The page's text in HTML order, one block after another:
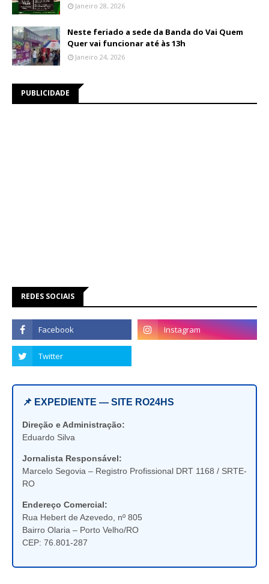
Janeiro 28, 2026
Neste feriado a sede da Banda do Vai Quem
Quer vai funcionar até às 13h
Janeiro 24, 2026
PUBLICIDADE
REDES SOCIAIS
📌 EXPEDIENTE — SITE RO24HS
Direção e Administração:
Eduardo Silva
Jornalista Responsável:
Marcelo Segovia – Registro Profissional DRT 1168 / SRTE-
RO
Endereço Comercial:
Rua Hebert de Azevedo, nº 805
Bairro Olaria – Porto Velho/RO
CEP: 76.801-287